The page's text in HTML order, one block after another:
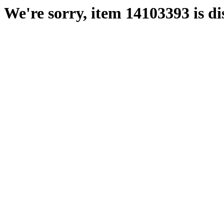
We're sorry, item 14103393 is